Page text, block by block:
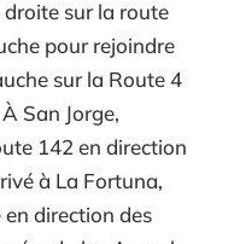
sur la route
pour rejoindre
sur la Route 4
San Jorge,
142 en direction
à La Fortuna,
direction des